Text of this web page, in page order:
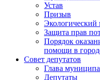
Устав
Призыв
Экологический
Защита прав
Порядок
помощи в
Совет депутатов
Глава
Депутаты